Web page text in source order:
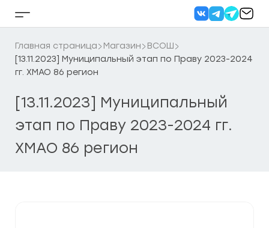
Кнопка
бокового
меню
Главная страница Магазин
ВСОШ
[13.11.2023] Муниципальный этап по Праву 2023-2024
гг. ХМАО 86 регион
[13.11.2023] Муниципальный
этап по Праву 2023-2024 гг.
ХМАО 86 регион